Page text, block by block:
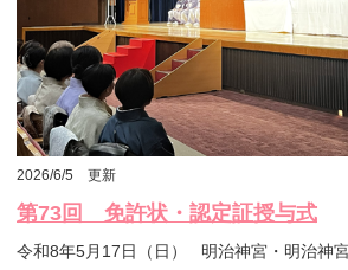
2026/6/5 更新
第73回 免許状・認定証授与式
令和8年5月17日（日） 明治神宮・明治神